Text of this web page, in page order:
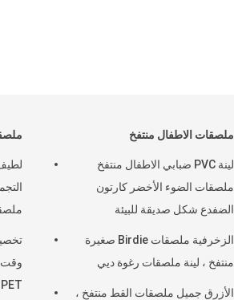
وقت
ملصقات الاطفال منتفخ
لينة PVC ضبابي الاطفال منتفخ
ملصقات الضوء الأخضر كارتون
الضفدع شكل صديقة للبيئة
الزخرفية ملصقات Birdie صغيرة
منتفخ ، لينة ملصقات رغوة ديي
الأزرق جميل ملصقات القط منتفخ ،